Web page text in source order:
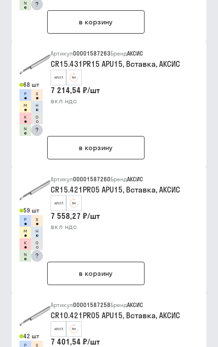
?
в корзину
68 шт
?
Артикул00001587263БрендАКСИС
CR15.431PR15 APU15, Вставка, АКСИС
7 214,54 ₽/шт
вкл ндс
в корзину
59 шт
?
Артикул00001587260БрендАКСИС
CR15.421PR05 APU15, Вставка, АКСИС
7 558,27 ₽/шт
вкл ндс
в корзину
42 шт
Артикул00001587258БрендАКСИС
CR10.421PR05 APU15, Вставка, АКСИС
7 401,54 ₽/шт